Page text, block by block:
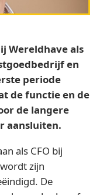
Wereldhave als
en
periode
de functie en de
de langere
aansluiten.
als CFO bij
zijn
De